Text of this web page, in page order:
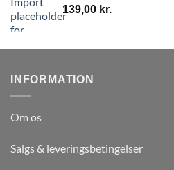
139,00 kr.
INFORMATION
Om os
Salgs & leveringsbetingelser